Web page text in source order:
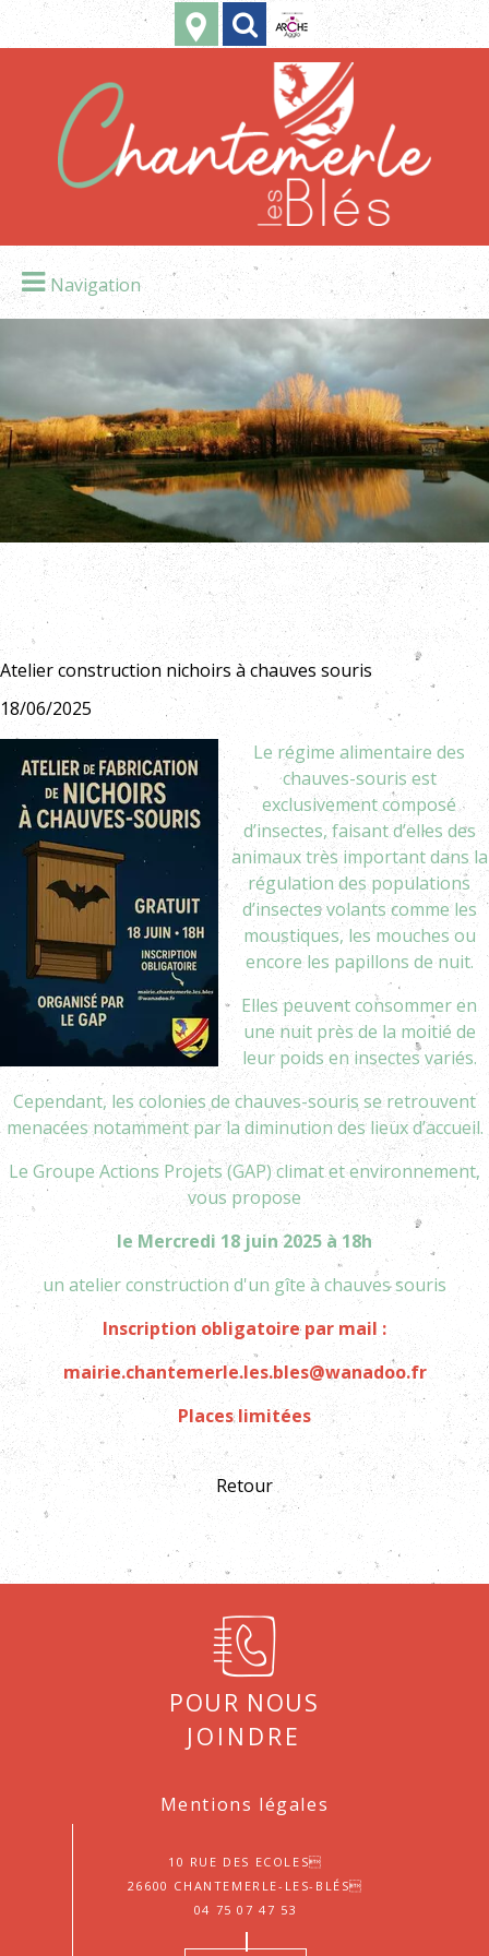
Navigation
Atelier construction nichoirs à chauves souris
18/06/2025
Le régime alimentaire des
chauves-souris est
exclusivement composé
d’insectes, faisant d’elles des
animaux très important dans la
régulation des populations
d’insectes volants comme les
moustiques, les mouches ou
encore les papillons de nuit.
Elles peuvent consommer en
une nuit près de la moitié de
leur poids en insectes variés.
Cependant, les colonies de chauves-souris se retrouvent
menacées notamment par la diminution des lieux d’accueil.
Le Groupe Actions Projets (GAP) climat et environnement,
vous propose
le Mercredi 18 juin 2025 à 18h
un atelier construction d'un gîte à chauves souris
Inscription obligatoire par mail :
mairie.chantemerle.les.bles@wanadoo.fr
Places limitées
Retour
Pour nous
joindre
Mentions légales
10 Rue des Ecoles
26600 Chantemerle-les-Blés
04 75 07 47 53